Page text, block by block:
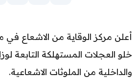
أعلن مركز الوقاية من الاشعاع
خلو العجلات المستهلكة التابعة
والداخلية من الملوثات الاشعاعية.